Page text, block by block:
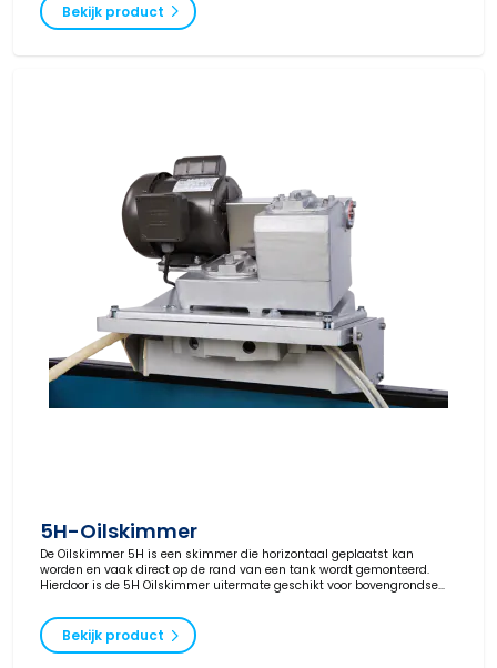
Bekijk product
5H-Oilskimmer
De Oilskimmer 5H is een skimmer die horizontaal geplaatst kan
worden en vaak direct op de rand van een tank wordt gemonteerd.
Hierdoor is de 5H Oilskimmer uitermate geschikt voor bovengrondse
Bekijk product